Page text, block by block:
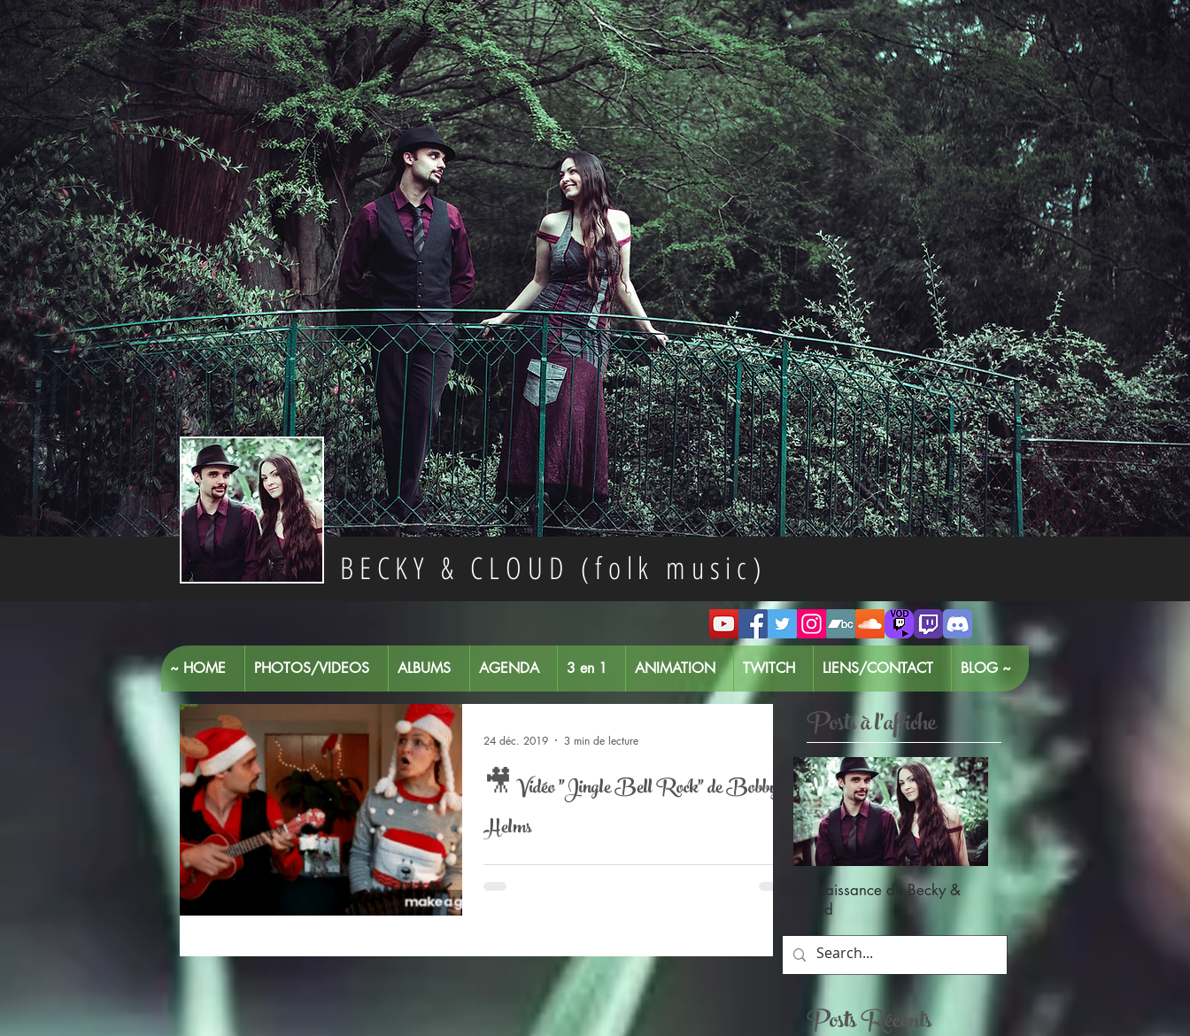
BECKY & CLOUD (folk music)
~ HOME PHOTOS/VIDEOS ALBUMS AGENDA 3 en 1 ANIMATION TWITCH LIENS/CONTACT BLOG ~
🎥 Vidéo "Jingle Bell Rock" de Bobby
Helms
🔔 https://youtu.be/R_yJ4YcUM2c 🔔 Après le
24 déc. 2019 3 min de lecture Posts à l'affiche
💑 Naissance de Becky &
Cloud
Posts Récents